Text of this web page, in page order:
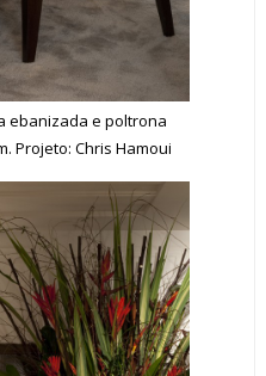
ebanizada e poltrona
Projeto: Chris Hamoui